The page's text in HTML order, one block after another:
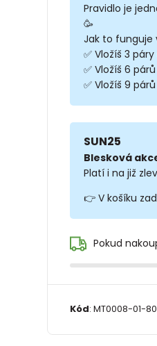
Pravidlo je
🥳
Jak to funguje
✅ Vložíš 3
✅ Vložíš 6
✅ Vložíš 9
SUN25
Blesková
Platí i na již
👉 V košíku
Pokud
Kód: MT0008-01-